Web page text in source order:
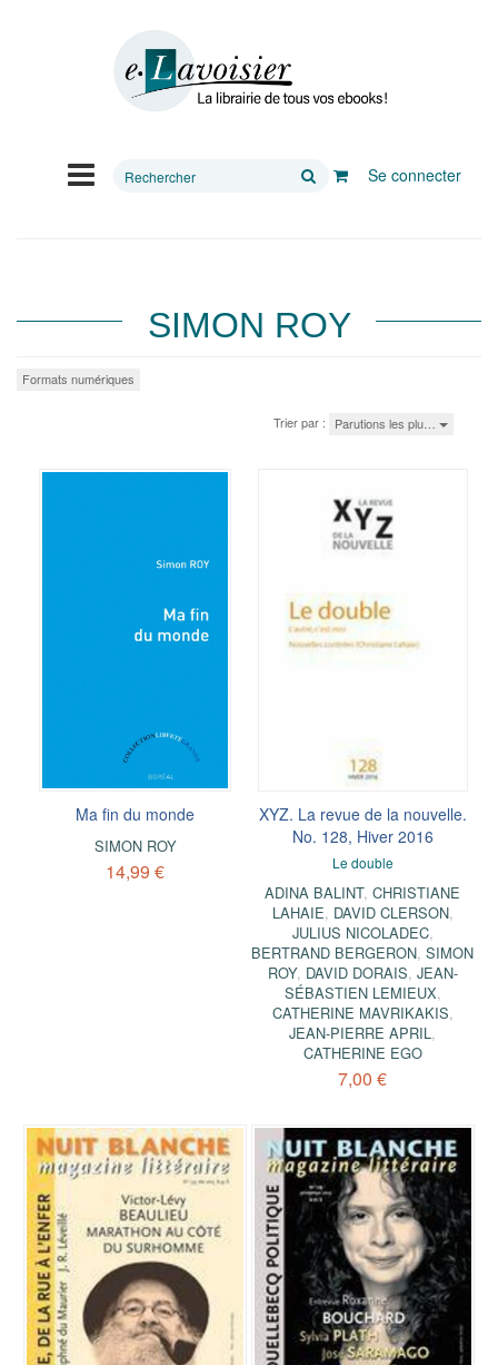
Rechercher
Se connecter
SIMON ROY
Formats numériques
Trier par : Parutions les plu…
Ma fin du monde
SIMON ROY
14,99 €
XYZ. La revue de la nouvelle.
No. 128, Hiver 2016
Le double
ADINA BALINT,CHRISTIANE
LAHAIE, DAVID CLERSON,
JULIUS NICOLADEC,
BERTRAND BERGERON,SIMON
ROY, DAVID DORAIS, JEAN-
SÉBASTIEN LEMIEUX,
CATHERINE MAVRIKAKIS,
JEAN-PIERRE APRIL,
CATHERINE EGO
7,00 €